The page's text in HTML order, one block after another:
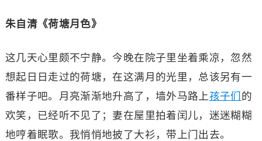
朱自清《荷塘月色》
这几天心里颇不宁静。今晚在院子里坐着乘凉，忽然
想起日日走过的荷塘，在这满月的光里，总该另有一
番样子吧。月亮渐渐地升高了，墙外马路上孩子们 的
欢笑，已经听不见了；妻在屋里拍着闰儿，迷迷糊糊
地哼着眠歌。我悄悄地披了大衫，带上门出去。